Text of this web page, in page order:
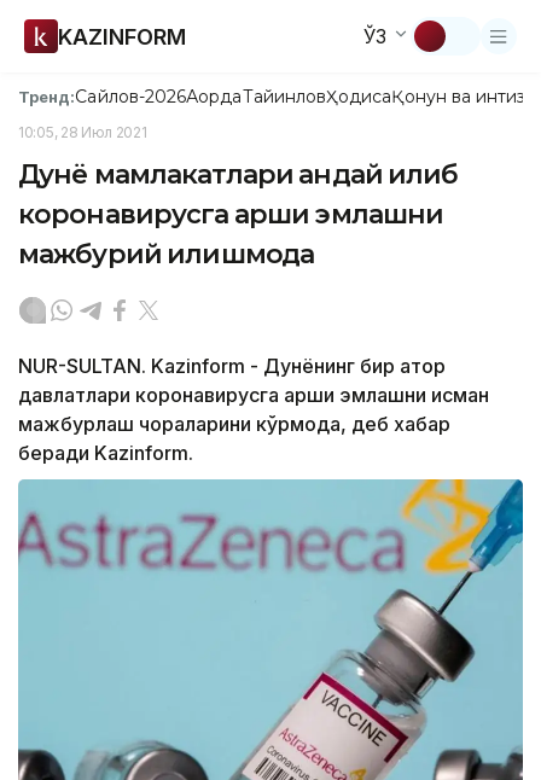
KAZINFORM ЎЗ
Тренд:Сайлов-2026АқордаТайинловҲодисаҚонун ва
10:05, 28 Июл 2021
Дунё мамлакатлари қандай қилиб
коронавирусга қарши эмлашни
мажбурий қилишмоқда
NUR-SULTAN. Kazinform - Дунёнинг бир қатор
давлатлари коронавирусга қарши эмлашни қисман
мажбурлаш чораларини кўрмоқда, деб хабар
беради Kazinform.